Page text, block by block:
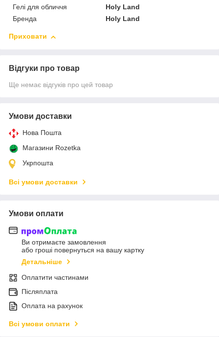
Гелі для обличчя
Holy Land
Бренда
Holy Land
Приховати
Відгуки про товар
Ще немає відгуків про цей товар
Умови доставки
Нова Пошта
Магазини Rozetka
Укрпошта
Всі умови доставки
Умови оплати
Ви отримаєте замовлення
або гроші повернуться на вашу картку
Детальніше
Оплатити частинами
Післяплата
Оплата на рахунок
Всі умови оплати